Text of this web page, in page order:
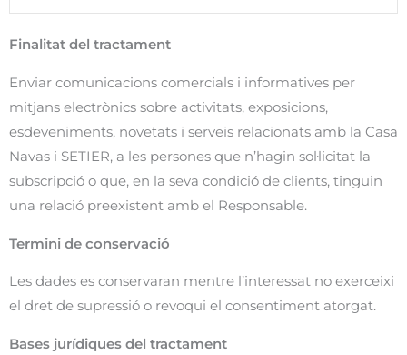
Finalitat del tractament
Enviar comunicacions comercials i informatives per
mitjans electrònics sobre activitats, exposicions,
esdeveniments, novetats i serveis relacionats amb la Casa
Navas i SETIER, a les persones que n’hagin sol·licitat la
subscripció o que, en la seva condició de clients, tinguin
una relació preexistent amb el Responsable.
Termini de conservació
Les dades es conservaran mentre l’interessat no exerceixi
el dret de supressió o revoqui el consentiment atorgat.
Bases jurídiques del tractament